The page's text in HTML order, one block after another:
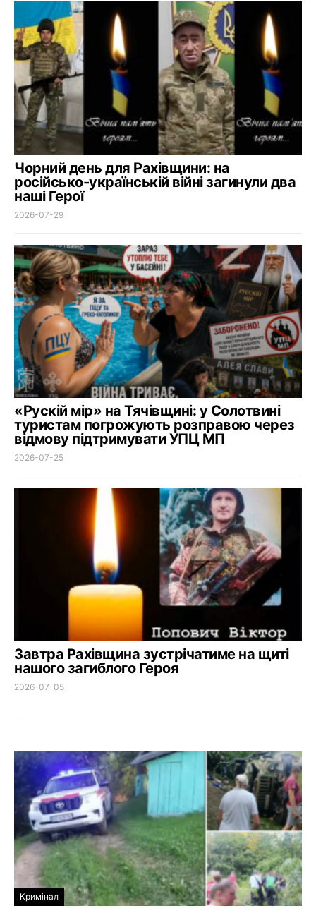
Чорний день для Рахівщини: на
російсько-українській війні загинули два
наші Герої
2026-07-29
«Рускій мір» на Тячівщині: у Солотвині
туристам погрожують розправою через
відмову підтримувати УПЦ МП
2026-07-25
Завтра Рахівщина зустрічатиме на щиті
нашого загиблого Героя
2026-07-05
Кримінал